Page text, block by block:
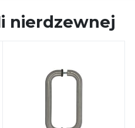
nierdzewnej